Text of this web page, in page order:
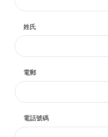
姓氏
電郵
電話號碼